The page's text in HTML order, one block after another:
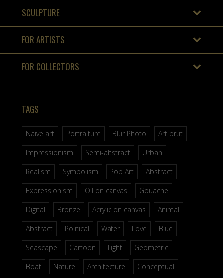
SCULPTURE
FOR ARTISTS
FOR COLLECTORS
TAGS
Naive art Portraiture Blur Photo
Art brut
Impressionism
Semi-abstract
Urban
Realism
Symbolism Pop Art
Abstract
Expressionism
Oil on canvas
Gouache
Digital
Bronze Acrylic on canvas
Animal
Abstract
Political Water Love
Blue
Seascape
Cartoon Light
Geometric
Boat
Nature Architecture Conceptual